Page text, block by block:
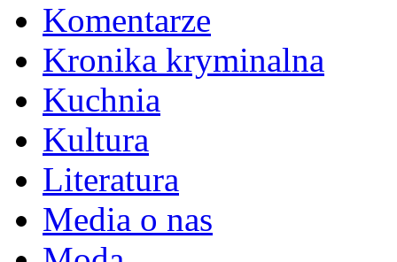
Komentarze
Kronika kryminalna
Kuchnia
Kultura
Literatura
Media o nas